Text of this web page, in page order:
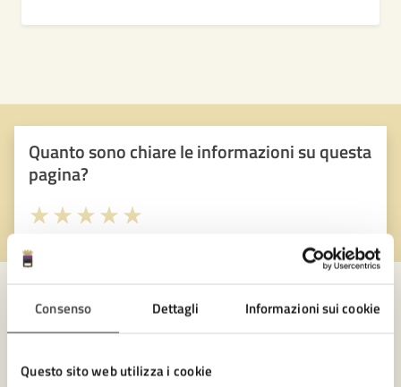
Consenso Dettagli Informazioni sui cookie
Questo sito web utilizza i cookie
Quanto sono chiare le informazioni su questa
pagina?
Contatta il comune
Leggi le domande frequenti